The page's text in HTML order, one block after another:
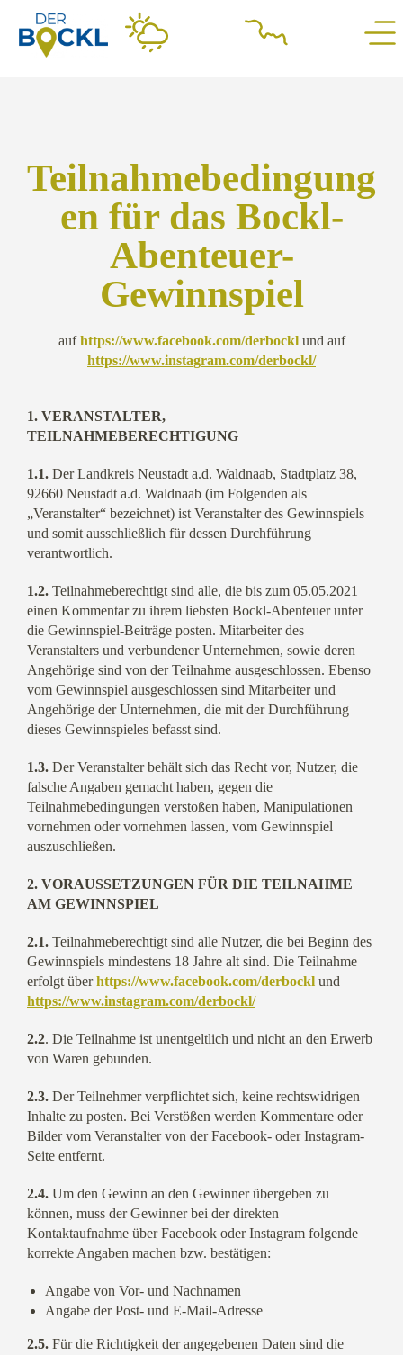
Teilnahmebedingung
en für das Bockl-
Abenteuer-
Gewinnspiel
aufhttps://www.facebook.com/derbocklund auf
https://www.instagram.com/derbockl/
1. VERANSTALTER,
TEILNAHMEBERECHTIGUNG
1.1. Der Landkreis Neustadt a.d. Waldnaab, Stadtplatz 38,
92660 Neustadt a.d. Waldnaab (im Folgenden als
„Veranstalter“ bezeichnet) ist Veranstalter des Gewinnspiels
und somit ausschließlich für dessen Durchführung
verantwortlich.
1.2. Teilnahmeberechtigt sind alle, die bis zum 05.05.2021
einen Kommentar zu ihrem liebsten Bockl-Abenteuer unter
die Gewinnspiel-Beiträge posten. Mitarbeiter des
Veranstalters und verbundener Unternehmen, sowie deren
Angehörige sind von der Teilnahme ausgeschlossen. Ebenso
vom Gewinnspiel ausgeschlossen sind Mitarbeiter und
Angehörige der Unternehmen, die mit der Durchführung
dieses Gewinnspieles befasst sind.
1.3. Der Veranstalter behält sich das Recht vor, Nutzer, die
falsche Angaben gemacht haben, gegen die
Teilnahmebedingungen verstoßen haben, Manipulationen
vornehmen oder vornehmen lassen, vom Gewinnspiel
auszuschließen.
2. VORAUSSETZUNGEN FÜR DIE TEILNAHME
AM GEWINNSPIEL
2.1. Teilnahmeberechtigt sind alle Nutzer, die bei Beginn des
Gewinnspiels mindestens 18 Jahre alt sind. Die Teilnahme
erfolgt überhttps://www.facebook.com/derbockl und
https://www.instagram.com/derbockl/
2.2. Die Teilnahme ist unentgeltlich und nicht an den Erwerb
von Waren gebunden.
2.3. Der Teilnehmer verpflichtet sich, keine rechtswidrigen
Inhalte zu posten. Bei Verstößen werden Kommentare oder
Bilder vom Veranstalter von der Facebook- oder Instagram-
Seite entfernt.
2.4. Um den Gewinn an den Gewinner übergeben zu
können, muss der Gewinner bei der direkten
Kontaktaufnahme über Facebook oder Instagram folgende
korrekte Angaben machen bzw. bestätigen:
Angabe von Vor- und Nachnamen
Angabe der Post- und E-Mail-Adresse
2.5. Für die Richtigkeit der angegebenen Daten sind die